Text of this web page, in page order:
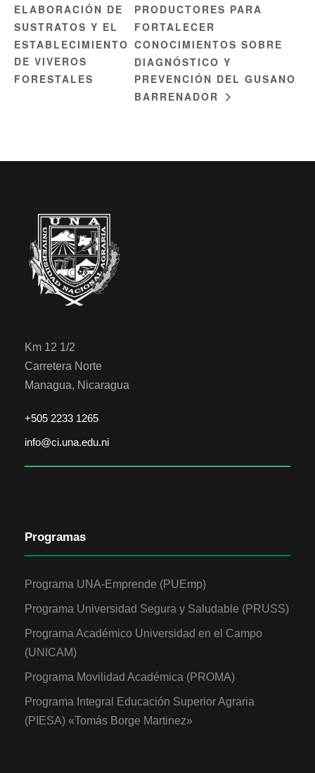
ELABORACIÓN DE
SUSTRATOS Y EL
ESTABLECIMIENTO
DE VIVEROS
FORESTALES
PRODUCTORES PARA
FORTALECER
CONOCIMIENTOS SOBRE
DIAGNÓSTICO Y
PREVENCIÓN DEL GUSANO
BARRENADOR
Km 12 1/2
Carretera Norte
Managua, Nicaragua
+505 2233 1265
info@ci.una.edu.ni
Programas
Programa UNA-Emprende (PUEmp)
Programa Universidad Segura y Saludable (PRUSS)
Programa Académico Universidad en el Campo
(UNICAM)
Programa Movilidad Académica (PROMA)
Programa Integral Educación Superior Agraria
(PIESA) «Tomás Borge Martinez»